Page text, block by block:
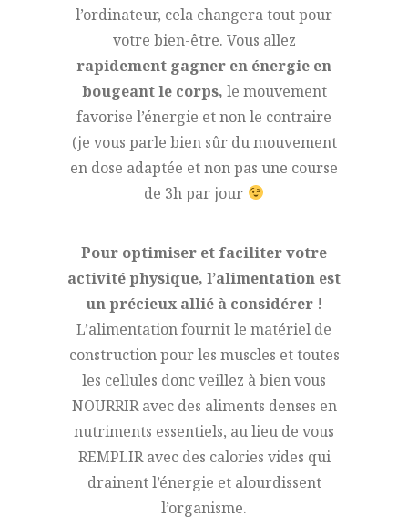
l’ordinateur, cela changera tout pour
votre bien-être. Vous allez
rapidement gagner en énergie en
bougeant le corps, le mouvement
favorise l’énergie et non le contraire
(je vous parle bien sûr du mouvement
en dose adaptée et non pas une course
de 3h par jour
Pour optimiser et faciliter votre
activité physique, l’alimentation est
un précieux allié à considérer !
L’alimentation fournit le matériel de
construction pour les muscles et toutes
les cellules donc veillez à bien vous
NOURRIR avec des aliments denses en
nutriments essentiels, au lieu de vous
REMPLIR avec des calories vides qui
drainent l’énergie et alourdissent
l’organisme.